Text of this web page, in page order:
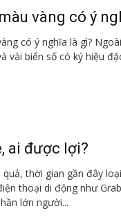
vàng có ý
có ý nghĩa là gì?
vài biển số có ký hiệu
ai được lợi?
thời gian gần đây
thoại di động như
lớn người...